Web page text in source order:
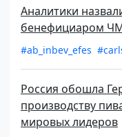
Аналитики
бенефициаром
#ab_inbev_efes
Россия обошла
производству
мировых лидеров